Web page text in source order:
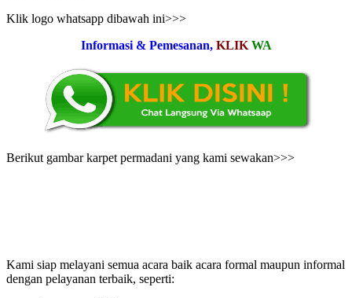
Klik logo whatsapp dibawah ini>>>
Informasi & Pemesanan, KLIK WA
Berikut gambar karpet permadani yang kami sewakan>>>
Kami siap melayani semua acara baik acara formal maupun informal
dengan pelayanan terbaik, seperti: